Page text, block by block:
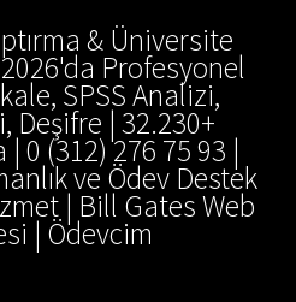
& Üniversite
Profesyonel
SPSS Analizi,
Deşifre | 32.230+
| 0 (312) 276 75 93 |
ve Ödev Destek
| Bill Gates Web
| Ödevcim